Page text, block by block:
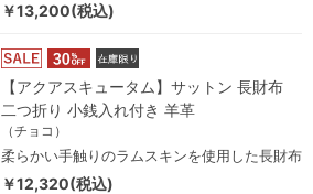
￥13,200(税込)
【アクアスキュータム】サットン 長財布
二つ折り 小銭入れ付き 羊革
（チョコ）
柔らかい手触りのラムスキンを使用した長財布
￥12,320(税込)